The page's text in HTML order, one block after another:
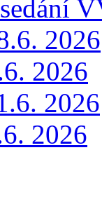
2026
2026
2026
2026